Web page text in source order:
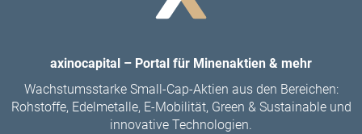
axinocapital – Portal für Minenaktien & mehr
Wachstumsstarke Small-Cap-Aktien aus den Bereichen:
Rohstoffe, Edelmetalle, E-Mobilität, Green & Sustainable und
innovative Technologien.